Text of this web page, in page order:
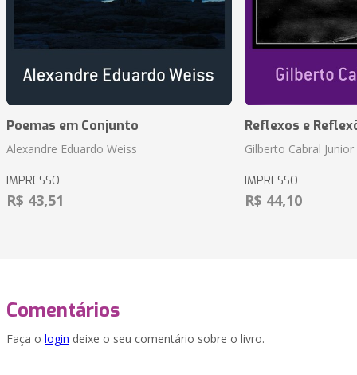
Poemas em Conjunto
Alexandre Eduardo Weiss
IMPRESSO
R$ 43,51
Reflexos e
Gilberto Cabral Junior
IMPRESSO
R$ 44,10
Comentários
Faça o login deixe o seu comentário sobre o livro.